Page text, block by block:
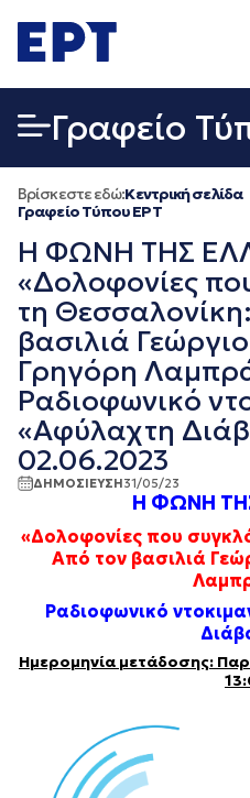
σε
περιεχόμενο
Γραφείο
Βρίσκεστε εδώ:Κεντρική σελίδα
Γραφείο Τύπου ΕΡΤ
Η ΦΩΝΗ ΤΗΣ
«Δολοφονίες
τη
βασιλιά
Γρηγόρη
Ραδιοφωνικό
«Αφύλαχτη
02.06.2023
ΔΗΜΟΣΙΕΥΣΗ31/05/23
Η ΦΩΝΗ
«Δολοφονίες που
Από τον βασιλιά
Ραδιοφωνικό
Ημερομηνία μετάδοσης: